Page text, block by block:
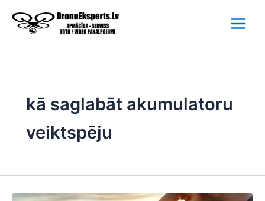
content
kā saglabāt akumulatoru
veiktspēju